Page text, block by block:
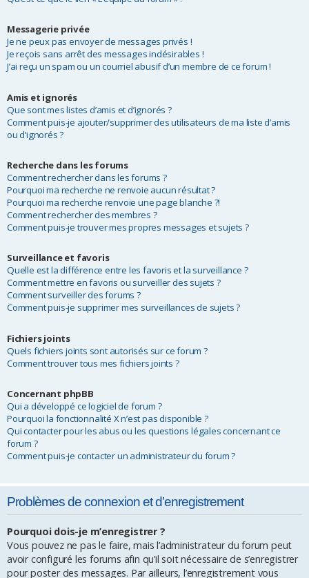
Messagerie privée
Je ne peux pas envoyer de messages privés !
Je reçois sans arrêt des messages indésirables !
J’ai reçu un spam ou un courriel abusif d’un membre de ce forum !
Amis et ignorés
Que sont mes listes d’amis et d’ignorés ?
Comment puis-je ajouter/supprimer des utilisateurs de ma liste d’amis
ou d’ignorés ?
Recherche dans les forums
Comment rechercher dans les forums ?
Pourquoi ma recherche ne renvoie aucun résultat ?
Pourquoi ma recherche renvoie une page blanche ?!
Comment rechercher des membres ?
Comment puis-je trouver mes propres messages et sujets ?
Surveillance et favoris
Quelle est la différence entre les favoris et la surveillance ?
Comment mettre en favoris ou surveiller des sujets ?
Comment surveiller des forums ?
Comment puis-je supprimer mes surveillances de sujets ?
Fichiers joints
Quels fichiers joints sont autorisés sur ce forum ?
Comment trouver tous mes fichiers joints ?
Concernant phpBB
Qui a développé ce logiciel de forum ?
Pourquoi la fonctionnalité X n’est pas disponible ?
Qui contacter pour les abus ou les questions légales concernant ce
forum ?
Comment puis-je contacter un administrateur du forum ?
Problèmes de connexion et d’enregistrement
Pourquoi dois-je m’enregistrer ?
Vous pouvez ne pas le faire, mais l’administrateur du forum peut
avoir configuré les forums afin qu’il soit nécessaire de s’enregistrer
pour poster des messages. Par ailleurs, l’enregistrement vous